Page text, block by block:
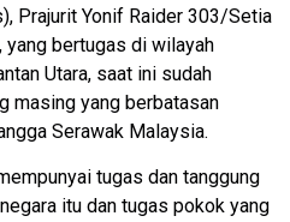
Prajurit Yonif Raider 303/Setia
bertugas di wilayah
Utara, saat ini sudah
masing yang berbatasan
Serawak Malaysia.
tugas dan tanggung
itu dan tugas pokok yang